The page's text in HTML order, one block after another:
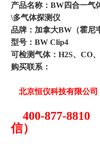
产品名称：BW四合一气
\多气体探测仪
品牌：加拿大BW（霍尼
型号：BW Clip4
可检测气体：H2S、CO
购买联系：
北京恒仪科技有限公司
400-877-8810
信）